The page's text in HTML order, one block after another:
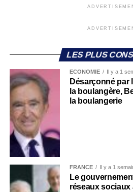
LES PLUS
ECONOMIE Il y a 1
Désarçonné par
la boulangère,
la boulangerie
FRANCE Il y a 1
Le
réseaux sociaux